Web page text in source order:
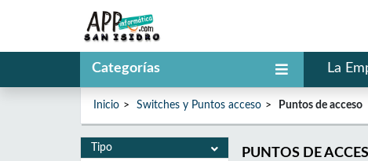
Categorías La
Inicio Switches y Puntos acceso Puntos de acceso
Tipo PUNTOS DE